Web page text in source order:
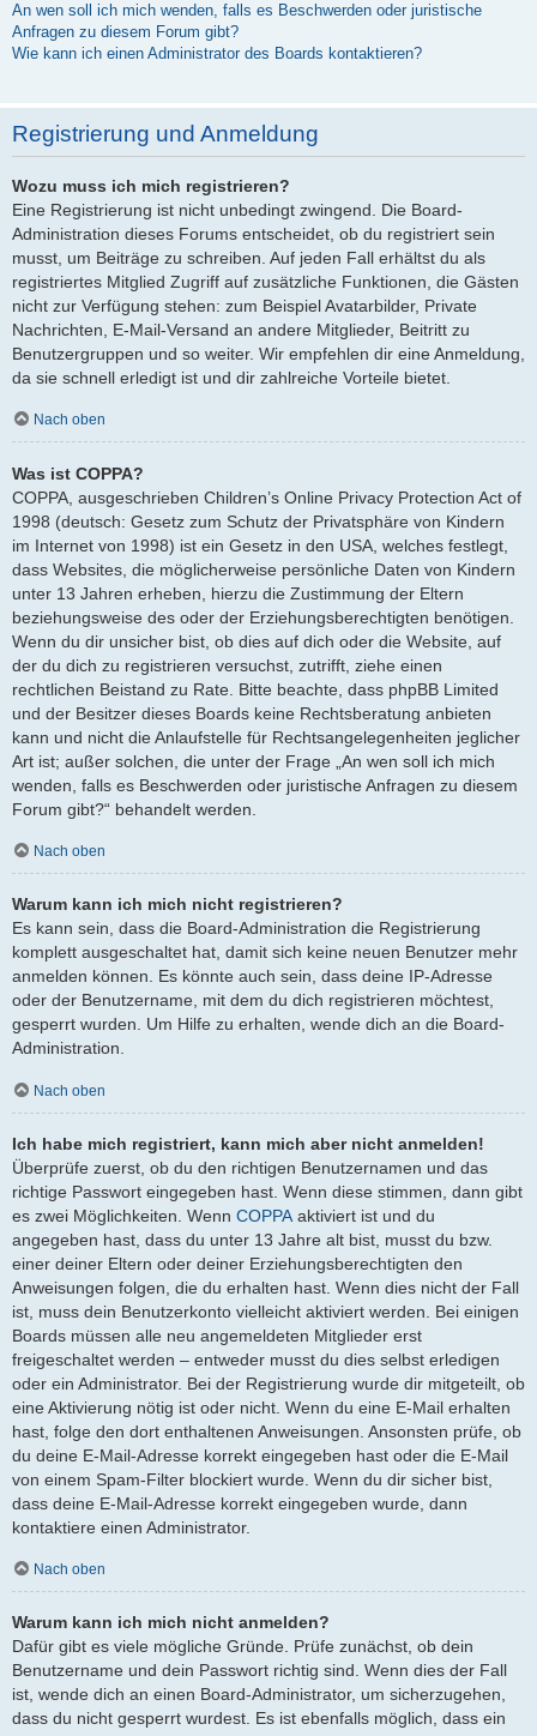
An wen soll ich mich wenden, falls es Beschwerden oder juristische
Anfragen zu diesem Forum gibt?
Wie kann ich einen Administrator des Boards kontaktieren?
Registrierung und Anmeldung
Wozu muss ich mich registrieren?
Eine Registrierung ist nicht unbedingt zwingend. Die Board-
Administration dieses Forums entscheidet, ob du registriert sein
musst, um Beiträge zu schreiben. Auf jeden Fall erhältst du als
registriertes Mitglied Zugriff auf zusätzliche Funktionen, die Gästen
nicht zur Verfügung stehen: zum Beispiel Avatarbilder, Private
Nachrichten, E-Mail-Versand an andere Mitglieder, Beitritt zu
Benutzergruppen und so weiter. Wir empfehlen dir eine Anmeldung,
da sie schnell erledigt ist und dir zahlreiche Vorteile bietet.
Nach oben
Was ist COPPA?
COPPA, ausgeschrieben Children’s Online Privacy Protection Act of
1998 (deutsch: Gesetz zum Schutz der Privatsphäre von Kindern
im Internet von 1998) ist ein Gesetz in den USA, welches festlegt,
dass Websites, die möglicherweise persönliche Daten von Kindern
unter 13 Jahren erheben, hierzu die Zustimmung der Eltern
beziehungsweise des oder der Erziehungsberechtigten benötigen.
Wenn du dir unsicher bist, ob dies auf dich oder die Website, auf
der du dich zu registrieren versuchst, zutrifft, ziehe einen
rechtlichen Beistand zu Rate. Bitte beachte, dass phpBB Limited
und der Besitzer dieses Boards keine Rechtsberatung anbieten
kann und nicht die Anlaufstelle für Rechtsangelegenheiten jeglicher
Art ist; außer solchen, die unter der Frage „An wen soll ich mich
wenden, falls es Beschwerden oder juristische Anfragen zu diesem
Forum gibt?“ behandelt werden.
Nach oben
Warum kann ich mich nicht registrieren?
Es kann sein, dass die Board-Administration die Registrierung
komplett ausgeschaltet hat, damit sich keine neuen Benutzer mehr
anmelden können. Es könnte auch sein, dass deine IP-Adresse
oder der Benutzername, mit dem du dich registrieren möchtest,
gesperrt wurden. Um Hilfe zu erhalten, wende dich an die Board-
Administration.
Nach oben
Ich habe mich registriert, kann mich aber nicht anmelden!
Überprüfe zuerst, ob du den richtigen Benutzernamen und das
richtige Passwort eingegeben hast. Wenn diese stimmen, dann gibt
es zwei Möglichkeiten. Wenn COPPA aktiviert ist und du
angegeben hast, dass du unter 13 Jahre alt bist, musst du bzw.
einer deiner Eltern oder deiner Erziehungsberechtigten den
Anweisungen folgen, die du erhalten hast. Wenn dies nicht der Fall
ist, muss dein Benutzerkonto vielleicht aktiviert werden. Bei einigen
Boards müssen alle neu angemeldeten Mitglieder erst
freigeschaltet werden – entweder musst du dies selbst erledigen
oder ein Administrator. Bei der Registrierung wurde dir mitgeteilt, ob
eine Aktivierung nötig ist oder nicht. Wenn du eine E-Mail erhalten
hast, folge den dort enthaltenen Anweisungen. Ansonsten prüfe, ob
du deine E-Mail-Adresse korrekt eingegeben hast oder die E-Mail
von einem Spam-Filter blockiert wurde. Wenn du dir sicher bist,
dass deine E-Mail-Adresse korrekt eingegeben wurde, dann
kontaktiere einen Administrator.
Nach oben
Warum kann ich mich nicht anmelden?
Dafür gibt es viele mögliche Gründe. Prüfe zunächst, ob dein
Benutzername und dein Passwort richtig sind. Wenn dies der Fall
ist, wende dich an einen Board-Administrator, um sicherzugehen,
dass du nicht gesperrt wurdest. Es ist ebenfalls möglich, dass ein